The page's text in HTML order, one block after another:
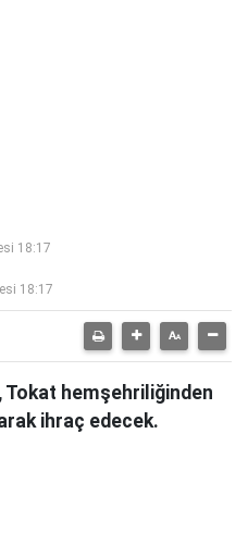
18:17
18:17
Tokat hemşehriliğinden
ihraç edecek.